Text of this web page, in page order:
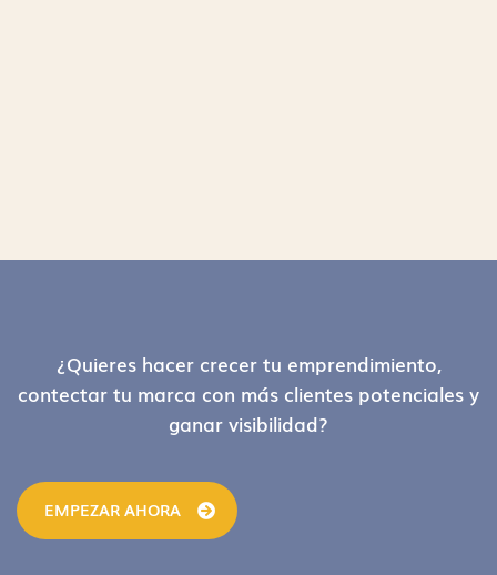
Footer¿Quieres hacer crecer tu emprendimiento,
contectar tu marca con más clientes potenciales y
ganar visibilidad?
EMPEZAR AHORA